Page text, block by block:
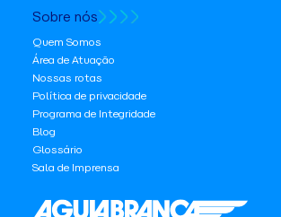
Sobre nós
Quem Somos
Área de Atuação
Nossas rotas
Política de privacidade
Programa de Integridade
Blog
Glossário
Sala de Imprensa